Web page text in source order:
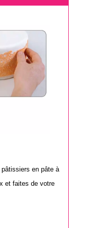
en pâte à
et faites de votre